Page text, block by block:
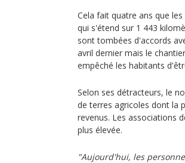
Cela fait quatre ans que
qui s'étend sur 1 443
sont tombées d'accords
avril dernier mais le
empêché les habitants
Selon ses détracteurs, le
de terres agricoles dont la
revenus. Les associations
plus élevée.
"Aujourd'hui, les